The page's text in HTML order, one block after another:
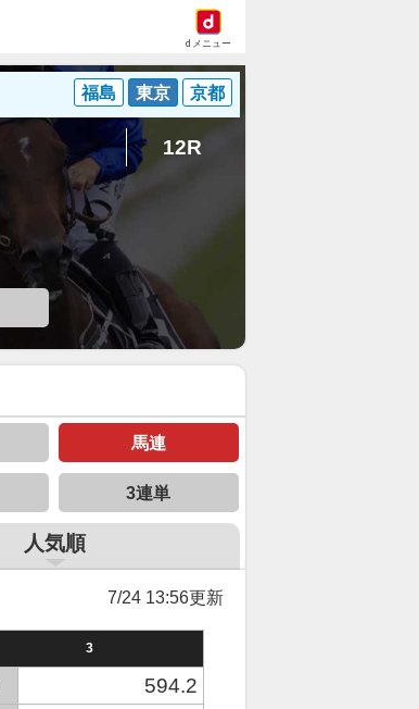
dメニュー
福島 東京 京都
12R
馬連
3連単
人気順
7/24 13:56更新
3
594.2